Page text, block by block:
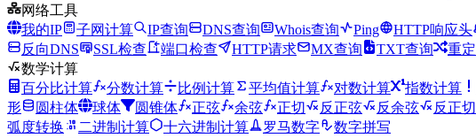
网络工具
我的IP
子网计算 IP查询 DNS查询 Whois查询 Ping HTTP响应头
反向DNS
SSL检查 端口检查 HTTP请求 MX查询 TXT查询 重
数学计算
百分比计算
分数计算 比例计算 平均值计算 对数计算 指数计算
形
圆柱体 球体 圆锥体 正弦 余弦 正切 反正弦 反余弦 反正切
弧度转换
二进制计算 十六进制计算 罗马数字
数字拼写